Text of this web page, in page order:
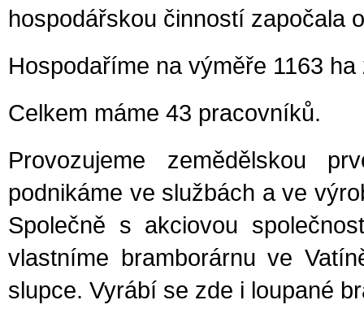
hospodářskou činností započala
Hospodaříme na výměře 1163
Celkem máme 43 pracovníků.
Provozujeme zemědělskou
podnikáme ve službách a ve
Společně s akciovou
vlastníme bramborárnu ve
slupce. Vyrábí se zde i loupané